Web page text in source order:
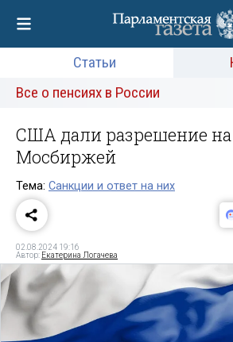
Статьи
Все о пенсиях в России
США дали разрешение на
Мосбиржей
Тема: Санкции и ответ на них
02.08.2024 19:16
Автор: Екатерина Логачева